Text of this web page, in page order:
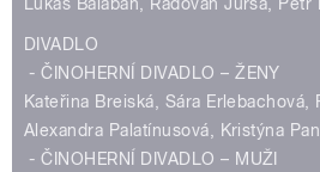
DIVADLO
- ČINOHERNÍ DIVADLO – ŽENY
Kateřina Breiská, Sára Erlebachová,
Alexandra Palatínusová, Kristýna
- ČINOHERNÍ DIVADLO – MUŽI